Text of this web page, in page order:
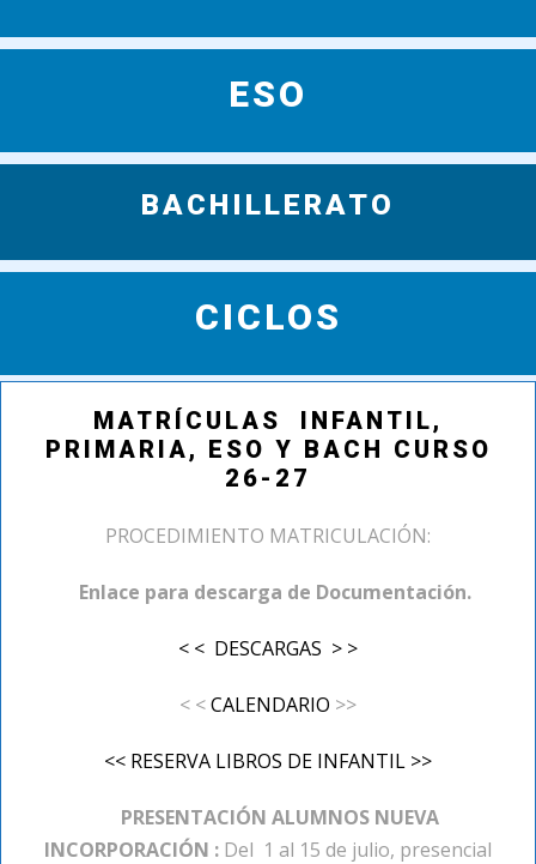
ESO
BACHILLERATO
CICLOS
MATRÍCULAS INFANTIL,
PRIMARIA, ESO Y BACH CURSO
26-27
PROCEDIMIENTO MATRICULACIÓN:
Enlace para descarga de Documentación.
< < DESCARGAS > >
< <CALENDARIO >>
<< RESERVA LIBROS DE INFANTIL >>
PRESENTACIÓN ALUMNOS NUEVA
INCORPORACIÓN : Del 1 al 15 de julio, presencial